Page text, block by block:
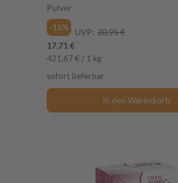
Pulver
-15%
UVP: 20,95 €
17,71 €
421,67 € / 1 kg
sofort lieferbar
In den Warenkorb